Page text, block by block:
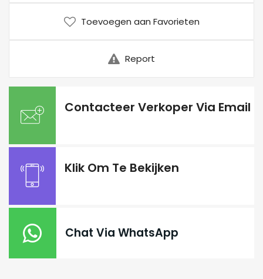
Toevoegen aan Favorieten
Report
Contacteer Verkoper Via Email
Klik Om Te Bekijken
Chat Via WhatsApp